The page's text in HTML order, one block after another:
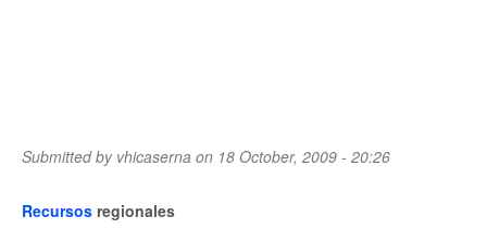
Submitted by vhicaserna on 18 October, 2009 - 20:26
Recursos regionales